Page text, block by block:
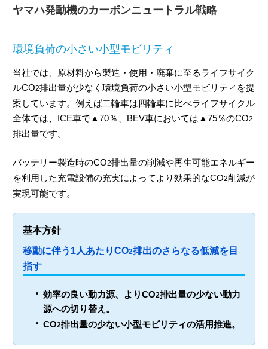
ヤマハ発動機のカーボンニュートラル戦略
環境負荷の小さい小型モビリティ
当社では、原材料から製造・使用・廃棄に至るライフサイク
ルCO2排出量が少なく環境負荷の小さい小型モビリティを提
案しています。例えば二輪車は四輪車に比べライフサイクル
全体では、ICE車で▲70％、BEV車においては▲75％のCO2
排出量です。
バッテリー製造時のCO2排出量の削減や再生可能エネルギー
を利用した充電設備の充実によってより効果的なCO2削減が
実現可能です。
基本方針
移動に伴う1人あたりCO2排出のさらなる低減を目
指す
効率の良い動力源、よりCO2排出量の少ない動力
源への切り替え。
CO2排出量の少ない小型モビリティの活用推進。